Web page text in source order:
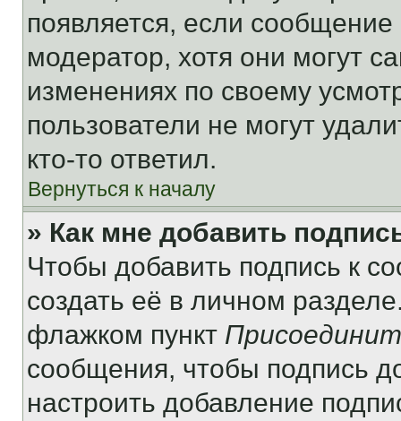
появляется, если
модератор, хотя они могут
изменениях по своему
пользователи не могут
кто-то ответил.
Вернуться к началу
» Как мне добавить
Чтобы добавить подпись к
создать её в личном
флажком пункт
сообщения, чтобы подпись
настроить добавление